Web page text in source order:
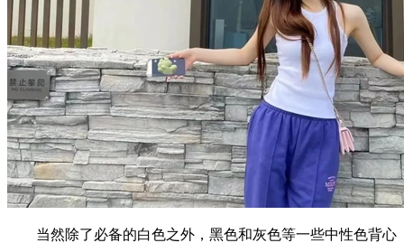
当然除了必备的白色之外，黑色和灰色等一些中性色背心